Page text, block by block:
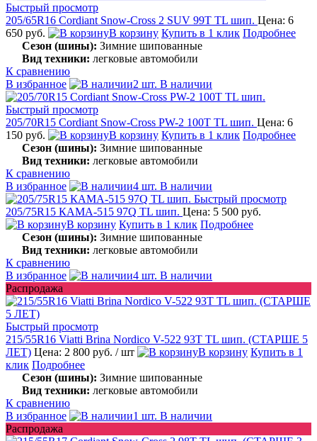
Быстрый просмотр
205/65R16 Cordiant Snow-Cross 2 SUV 99T TL шип. Цена: 6
650 руб.
В корзину Купить в 1 клик Подробнее
Сезон (шины): Зимние шипованные
Вид техники: легковые автомобили
К сравнению
В избранное
2 шт. В наличии
Быстрый просмотр
205/70R15 Cordiant Snow-Cross PW-2 100T TL шип. Цена: 6
150 руб.
В корзину Купить в 1 клик Подробнее
Сезон (шины): Зимние шипованные
Вид техники: легковые автомобили
К сравнению
В избранное
4 шт. В наличии
Быстрый просмотр
205/75R15 КАМА-515 97Q TL шип. Цена: 5 500 руб.
В корзину Купить в 1 клик Подробнее
Сезон (шины): Зимние шипованные
Вид техники: легковые автомобили
К сравнению
В избранное
4 шт. В наличии
Распродажа
Быстрый просмотр
215/55R16 Viatti Brina Nordico V-522 93T TL шип. (СТАРШЕ 5
ЛЕТ) Цена: 2 800 руб. / шт В корзину Купить в 1
клик Подробнее
Сезон (шины): Зимние шипованные
Вид техники: легковые автомобили
К сравнению
В избранное
1 шт. В наличии
Распродажа